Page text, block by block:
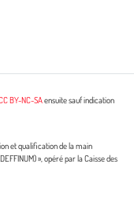
BY-NC-SAensuite sauf indication
et qualification de la main
», opéré par la Caisse des